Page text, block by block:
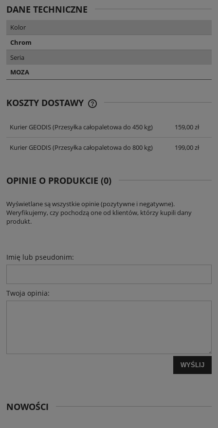
DANE TECHNICZNE
Kolor
Chrom
Seria
MOZA
KOSZTY DOSTAWY
Kurier GEODIS(Przesyłka całopaletowa do 450 kg) 159,00 zł
Kurier GEODIS(Przesyłka całopaletowa do 800 kg) 199,00 zł
OPINIE O PRODUKCIE (0)
Wyświetlane są wszystkie opinie (pozytywne i negatywne).
Weryfikujemy, czy pochodzą one od klientów, którzy kupili dany
produkt.
Imię lub pseudonim:
Twoja opinia:
WYŚLIJ
NOWOŚCI